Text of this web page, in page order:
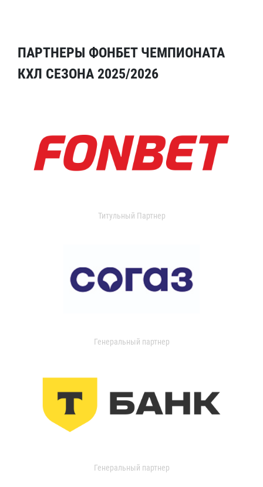
ПАРТНЕРЫ ФОНБЕТ ЧЕМПИОНАТА
КХЛ СЕЗОНА 2025/2026
Титульный Партнер
Генеральный партнер
Генеральный партнер